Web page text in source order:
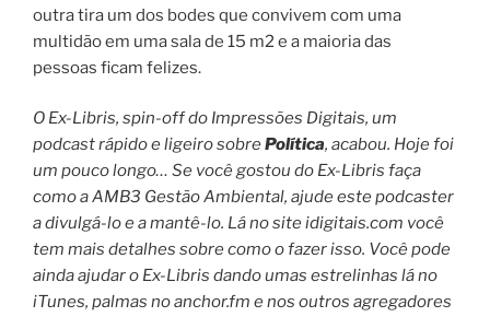
outra tira um dos bodes que convivem com uma
multidão em uma sala de 15 m2 e a maioria das
pessoas ficam felizes.
O Ex-Libris, spin-off do Impressões Digitais, um
podcast rápido e ligeiro sobrePolítica, acabou. Hoje foi
um pouco longo… Se você gostou do Ex-Libris faça
como a AMB3 Gestão Ambiental, ajude este podcaster
a divulgá-lo e a mantê-lo. Lá no site idigitais.com você
tem mais detalhes sobre como o fazer isso. Você pode
ainda ajudar o Ex-Libris dando umas estrelinhas lá no
iTunes, palmas no anchor.fm e nos outros agregadores